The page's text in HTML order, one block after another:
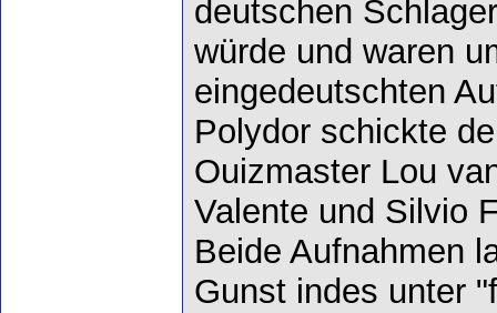
deutschen
würde und waren
eingedeutschten
Polydor schickte
Ouizmaster Lou
Valente und Silvio
Beide Aufnahmen
Gunst indes unter